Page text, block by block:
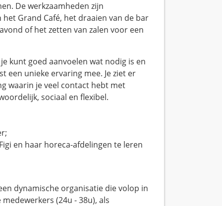
De werkzaamheden zijn
Grand Café, het draaien van de bar
of het zetten van zalen voor een
kunt goed aanvoelen wat nodig is en
een unieke ervaring mee. Je ziet er
waarin je veel contact hebt met
sociaal en flexibel.
en haar horeca-afdelingen te leren
dynamische organisatie die volop in
(24u - 38u), als